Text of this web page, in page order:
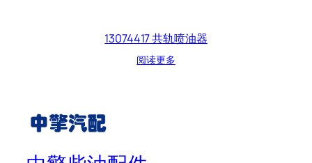
13074417 共轨喷油器
阅读更多